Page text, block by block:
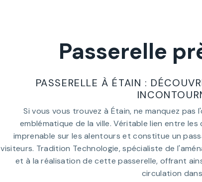
Passerelle
PASSERELLE À ÉTAIN :
Si vous vous trouvez à Étain, ne manquez
emblématique de la ville. Véritable lien entre
imprenable sur les alentours et constitue un
visiteurs. Tradition Technologie, spécialiste de
et à la réalisation de cette passerelle, offrant
circulation